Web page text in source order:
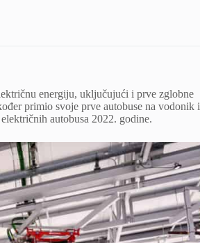
energiju, uključujući i prve zglobne
primio svoje prve autobuse na vodonik i
autobusa 2022. godine.